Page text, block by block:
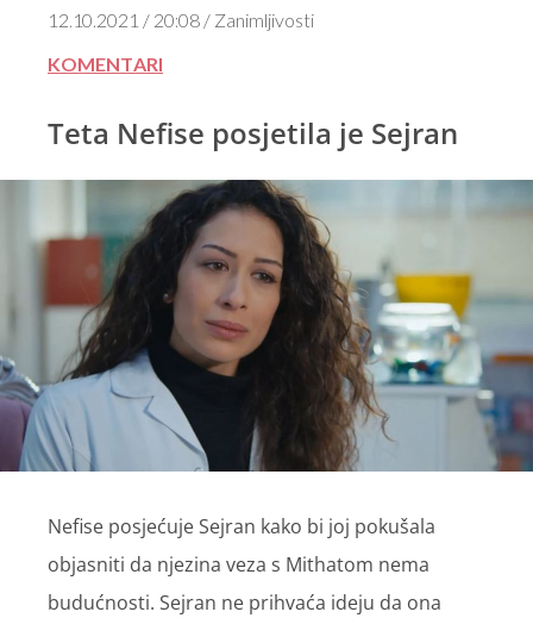
12.10.2021 / 20:08 / Zanimljivosti
KOMENTARI
Teta Nefise posjetila je Sejran
Nefise posjećuje Sejran kako bi joj pokušala
objasniti da njezina veza s Mithatom nema
budućnosti. Sejran ne prihvaća ideju da ona